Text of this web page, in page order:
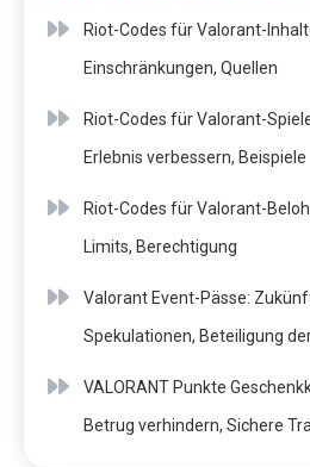
Riot-Codes für Valorant-
Einschränkungen, Quellen
Riot-Codes für Valorant-
Erlebnis verbessern, Beispiele
Riot-Codes für Valorant-
Limits, Berechtigung
Valorant Event-Pässe:
Spekulationen, Beteiligung
VALORANT Punkte
Betrug verhindern, Sichere